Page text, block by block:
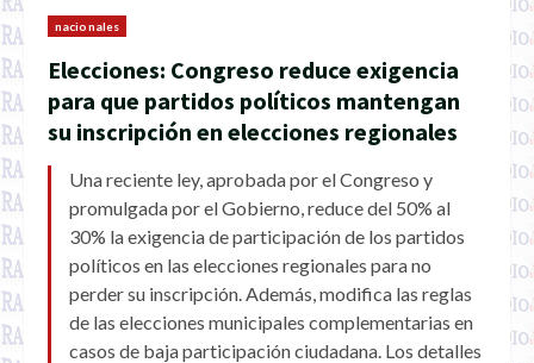
nacionales
Elecciones: Congreso reduce exigencia
para que partidos políticos mantengan
su inscripción en elecciones regionales
Una reciente ley, aprobada por el Congreso y
promulgada por el Gobierno, reduce del 50% al
30% la exigencia de participación de los partidos
políticos en las elecciones regionales para no
perder su inscripción. Además, modifica las reglas
de las elecciones municipales complementarias en
casos de baja participación ciudadana. Los detalles